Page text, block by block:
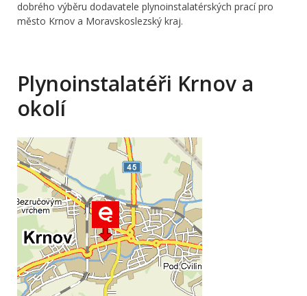
dobrého výběru dodavatele plynoinstalatérských prací pro
město Krnov a Moravskoslezský kraj.
Plynoinstalatéři Krnov a
okolí